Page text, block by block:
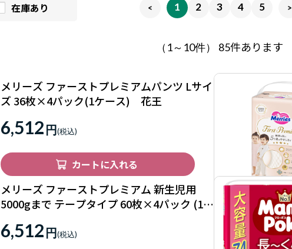
在庫あり 1 2 3 4 5
（1～10件） 85件あります
メリーズ ファーストプレミアムパンツ Lサイ
ズ 36枚×4パック(1ケース) 花王
6,512 円
カートに入れる
メリーズ ファーストプレミアム 新生児用
5000gまで テープタイプ 60枚×4パック (1ケ
6,512 円